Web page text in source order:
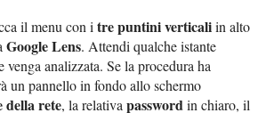
il menu con itre puntini verticaliin alto
Google Lens. Attendi qualche istante
analizzata. Se la procedura ha
un pannello in fondo allo schermo
della rete, la relativapasswordin chiaro, il